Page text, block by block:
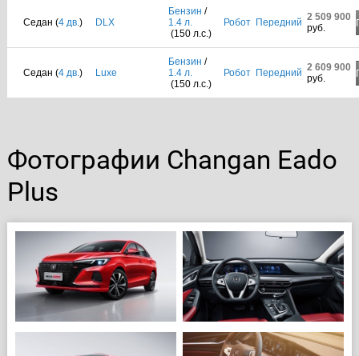
Седан (4 дв.) DLX
Бензин /
1.4 л.
(150 л.с.)
Робот Передний 2 509 900
руб.
Седан (4 дв.) Luxe
Бензин /
1.4 л.
(150 л.с.)
Робот Передний 2 609 900
руб.
Фотографии Changan Eado
Plus